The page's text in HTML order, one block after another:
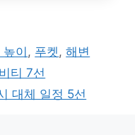
높이, 푸켓 ,해변
티 7선
대체 일정 5선